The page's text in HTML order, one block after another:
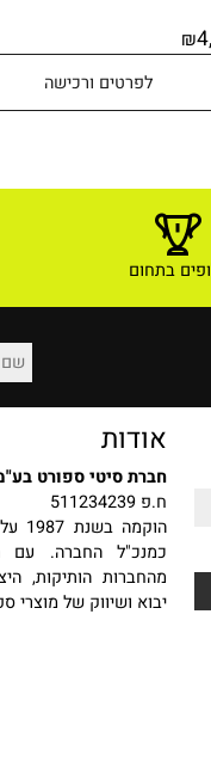
לפרטים ורכישה
אודות
חברת סיטי ספורט בע"מ